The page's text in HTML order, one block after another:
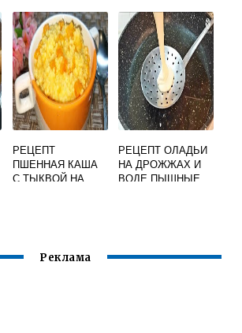
РЕЦЕПТ
ПШЕННАЯ КАША
С ТЫКВОЙ НА
РЕЦЕПТ ОЛАДЬИ
НА ДРОЖЖАХ И
ВОДЕ ПЫШНЫЕ
Реклама